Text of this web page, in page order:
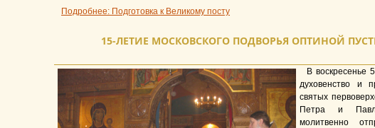
Подробнее: Подготовка к Великому посту
15-ЛЕТИЕ МОСКОВСКОГО ПОДВОРЬЯ ОПТИНОЙ
В воскресенье
духовенство и
святых
Петра и
молитвенно